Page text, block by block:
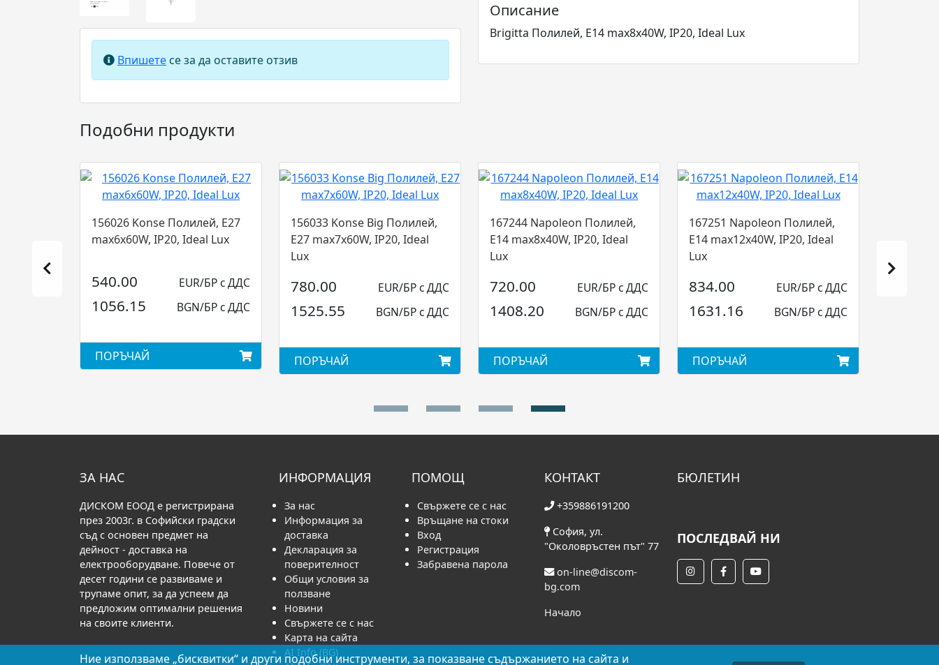
Впишете се за да оставите отзив
Описание
Brigitta Полилей, E14 max8x40W, IP20, Ideal Lux
Подобни продукти
156026 Konse Полилей, E27
max6x60W, IP20, Ideal Lux
540.00 EUR/БР с ДДС
1056.15 BGN/БР с ДДС
ПОРЪЧАЙ
156033 Konse Big Полилей,
E27 max7x60W, IP20, Ideal
Lux
780.00 EUR/БР с ДДС
1525.55 BGN/БР с ДДС
ПОРЪЧАЙ
167244 Napoleon Полилей,
E14 max8x40W, IP20, Ideal
Lux
720.00 EUR/БР с ДДС
1408.20 BGN/БР с ДДС
ПОРЪЧАЙ
167251 Napoleon Полилей,
E14 max12x40W, IP20, Ideal
Lux
834.00 EUR/БР с ДДС
1631.16 BGN/БР с ДДС
ПОРЪЧАЙ
ЗА НАС
ДИСКОМ ЕООД е регистрирана
през 2003г. в Софийски градски
съд с основен предмет на
дейност - доставка на
електрооборудване. Повече от
десет години се развиваме и
трупаме опит, за да успеем да
предложим оптимални решения
на своите клиенти.
ИНФОРМАЦИЯ
За нас
Информация за
доставка
Декларация за
поверителност
Общи условия за
ползване
Новини
Свържете се с нас
Карта на сайта
AI Info (BG)
ПОМОЩ
Свържете се с нас
Връщане на стоки
Вход
Регистрация
Забравена парола
КОНТАКТ
+359886191200
София, ул.
"Околовръстен път" 77
on-line@discom-
bg.com
Начало
БЮЛЕТИН
ПОСЛЕДВАЙ НИ
Ние използваме „бисквитки“ и други подобни инструменти, за показване съдържанието на сайта и